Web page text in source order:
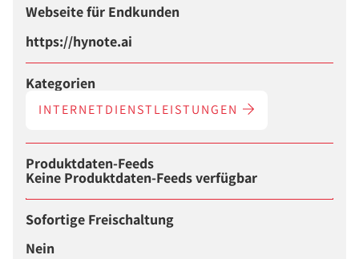
Webseite für Endkunden
https://hynote.ai
Kategorien
INTERNETDIENSTLEISTUNGEN
Produktdaten-Feeds
Keine Produktdaten-Feeds verfügbar
Sofortige Freischaltung
Nein